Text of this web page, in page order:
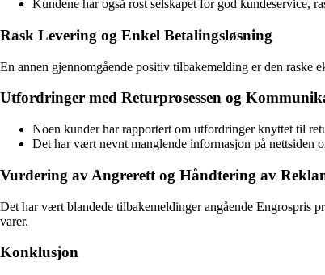
Kundene har også rost selskapet for god kundeservice,
Rask Levering og Enkel Betalingsløsning
En annen gjennomgående positiv tilbakemelding er den raske
Utfordringer med Returprosessen og
Noen kunder har rapportert om utfordringer knyttet til
Det har vært nevnt manglende informasjon på nettsiden
Vurdering av Angrerett og Håndtering av
Det har vært blandede tilbakemeldinger angående Engrospris
varer.
Konklusjon